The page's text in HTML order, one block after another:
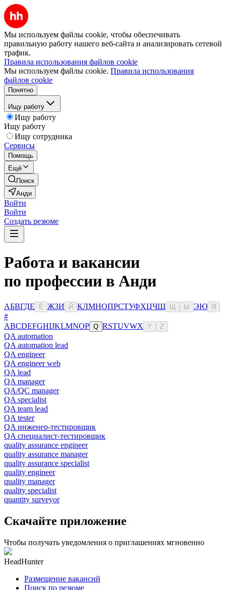
Мы используем файлы cookie, чтобы обеспечивать
правильную работу нашего веб-сайта и анализировать сетевой
трафик.
Правила использования файлов cookie
Мы используем файлы cookie. Правила использования
файлов cookie
Понятно
Ищу работу
Ищу работу
Ищу работу
Ищу сотрудника
Сервисы
Помощь
Ещё
Поиск
Анди
Войти
Войти
Создать резюме
Работа и вакансии
по профессии в Анди
АБВГДЕ Ё ЖЗИ Й КЛМНОПРСТУФХЦЧШ Ы ЭЮ Я
#
ABCDEFGHIJKLMNOP Q RSTUVWX Y Z
QA automation
QA automation lead
QA engineer
QA engineer web
QA lead
QA manager
QA/QC manager
QA specialist
QA team lead
QA tester
QA инженер-тестировщик
QA специалист-тестировщик
quality assurance engineer
quality assurance manager
quality assurance specialist
quality engineer
quality manager
quality specialist
quantity surveyor
Скачайте приложение
Чтобы получать уведомления о приглашениях мгновенно
HeadHunter
Размещение вакансий
Поиск по резюме